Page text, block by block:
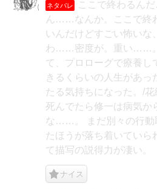
ネタバレ
ここで終わる
ん……なんか。ここで終
いんだけどすごい怖いな
わ……密度が。重い……。
て、プロローグで療養し
きるくらいの人生があっ
たる気持ちになった。/
死んでたら修一は病気か
な……。 まだ別々の行動
たほうが落ち着いていら
て描写の説得力が凄い。
ナイス